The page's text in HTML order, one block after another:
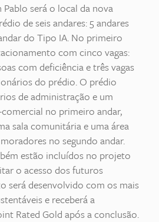
Pablo será o local da nova
de seis andares: 5 andares
do Tipo IA. No primeiro
com cinco vagas:
com deficiência e três vagas
do prédio. O prédio
de administração e um
no primeiro andar,
sala comunitária e uma área
no segundo andar.
estão incluídos no projeto
o acesso dos futuros
será desenvolvido com os mais
e receberá a
Rated Gold após a conclusão.